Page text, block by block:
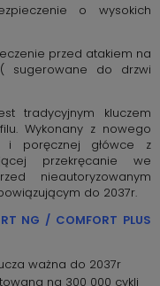
o wysokich
przed atakiem na
sugerowane do drzwi
tradycyjnym kluczem
Wykonany z nowego
i poręcznej główce z
przekręcanie we
nieautoryzowanym
do 2037r.
NG / COMFORT PLUS
ważna do 2037r
na 300 000 cykli